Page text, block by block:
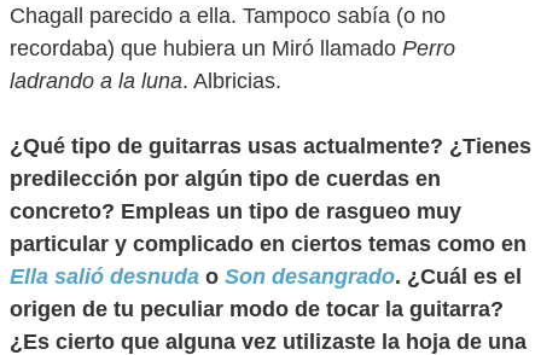
Chagall parecido a ella. Tampoco sabía (o no
recordaba) que hubiera un Miró llamado Perro
ladrando a la luna. Albricias.
¿Qué tipo de guitarras usas actualmente? ¿Tienes
predilección por algún tipo de cuerdas en
concreto? Empleas un tipo de rasgueo muy
particular y complicado en ciertos temas como en
Ella salió desnuda o Son desangrado. ¿Cuál es el
origen de tu peculiar modo de tocar la guitarra?
¿Es cierto que alguna vez utilizaste la hoja de una